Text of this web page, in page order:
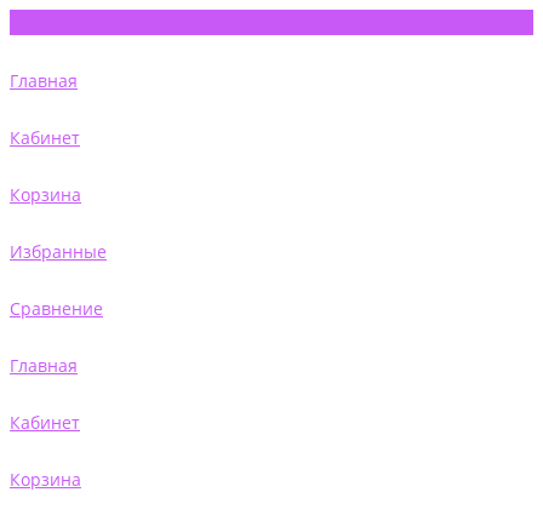
Главная
Кабинет
Корзина
Избранные
Сравнение
Главная
Кабинет
Корзина